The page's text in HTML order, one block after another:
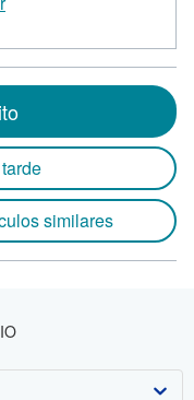
similares